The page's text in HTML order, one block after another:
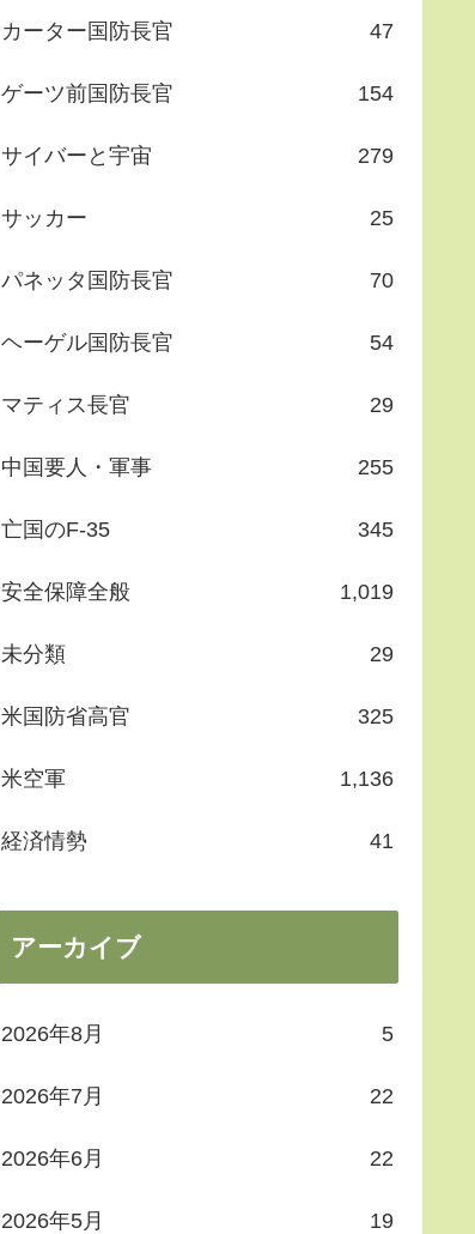
カーター国防長官 47
ゲーツ前国防長官 154
サイバーと宇宙 279
サッカー 25
パネッタ国防長官 70
ヘーゲル国防長官 54
マティス長官 29
中国要人・軍事 255
亡国のF-35 345
安全保障全般 1,019
未分類 29
米国防省高官 325
米空軍 1,136
経済情勢 41
アーカイブ
2026年8月 5
2026年7月 22
2026年6月 22
2026年5月 19